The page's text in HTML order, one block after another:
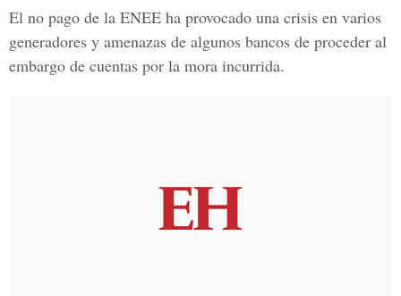
El no pago de la ENEE ha provocado una crisis en varios
generadores y amenazas de algunos bancos de proceder al
embargo de cuentas por la mora incurrida.